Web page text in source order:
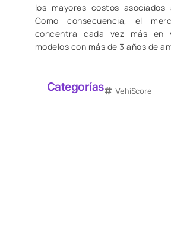
los mayores costos
Como consecuencia, el
concentra cada vez más en
modelos con más de 3 años de
Categorías VehiScore